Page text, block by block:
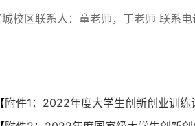
城校区联系人：童老师，丁老师 联系
附件1：2022年度大学生创新创业训